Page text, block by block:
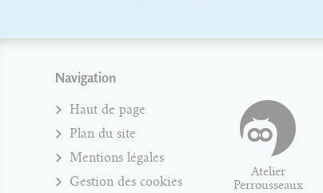
Navigation
Haut de page
Plan du site
Mentions légales
Gestion des cookies
Atelier
Perrousseaux